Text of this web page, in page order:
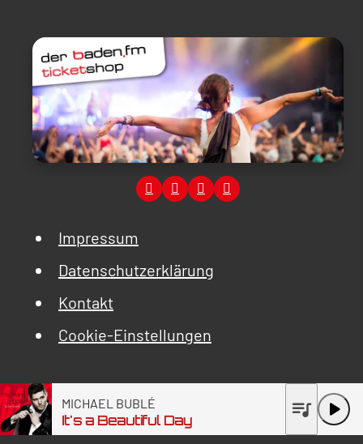
Impressum
Datenschutzerklärung
Kontakt
Cookie-Einstellungen
MICHAEL BUBLÉ
It's a Beautiful Day play_arrow
queue_music